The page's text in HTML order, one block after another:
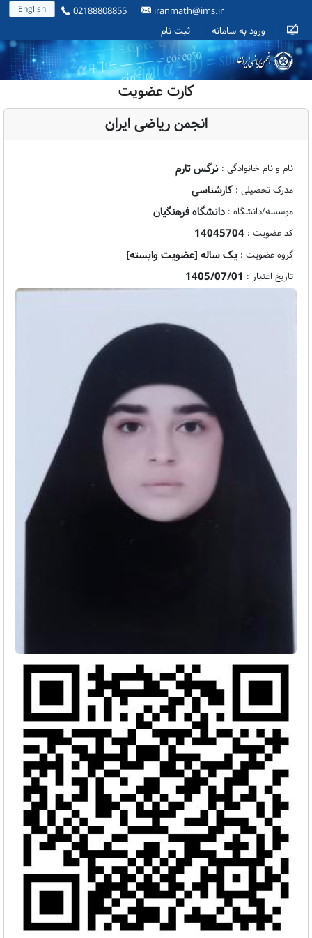
English 02188808855
iranmath@ims.ir
|
ورود به سامانه | ثبت نام
کارت عضویت
انجمن ریاضی ایران
نام و نام خانوادگی : نرگس تارم
مدرک تحصیلی : کارشناسی
موسسه/دانشگاه : دانشگاه فرهنگیان
کد عضویت : 14045704
گروه عضویت : یک ساله [عضویت وابسته]
تاریخ اعتبار : 1405/07/01